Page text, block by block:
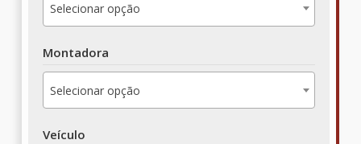
Selecionar opção
Montadora
Selecionar opção
Veículo